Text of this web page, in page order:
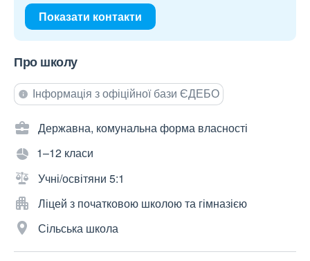
Показати контакти
Про школу
Інформація з офіційної бази ЄДЕБО
Державна, комунальна форма власності
1–12 класи
Учні/освітяни 5:1
Ліцей з початковою школою та гімназією
Сільська школа